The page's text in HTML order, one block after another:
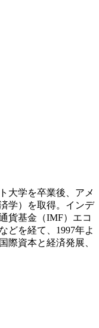
大学を卒業後、アメ
学）を取得。インデ
貨基金（IMF）エコ
どを経て、1997年よ
際資本と経済発展、